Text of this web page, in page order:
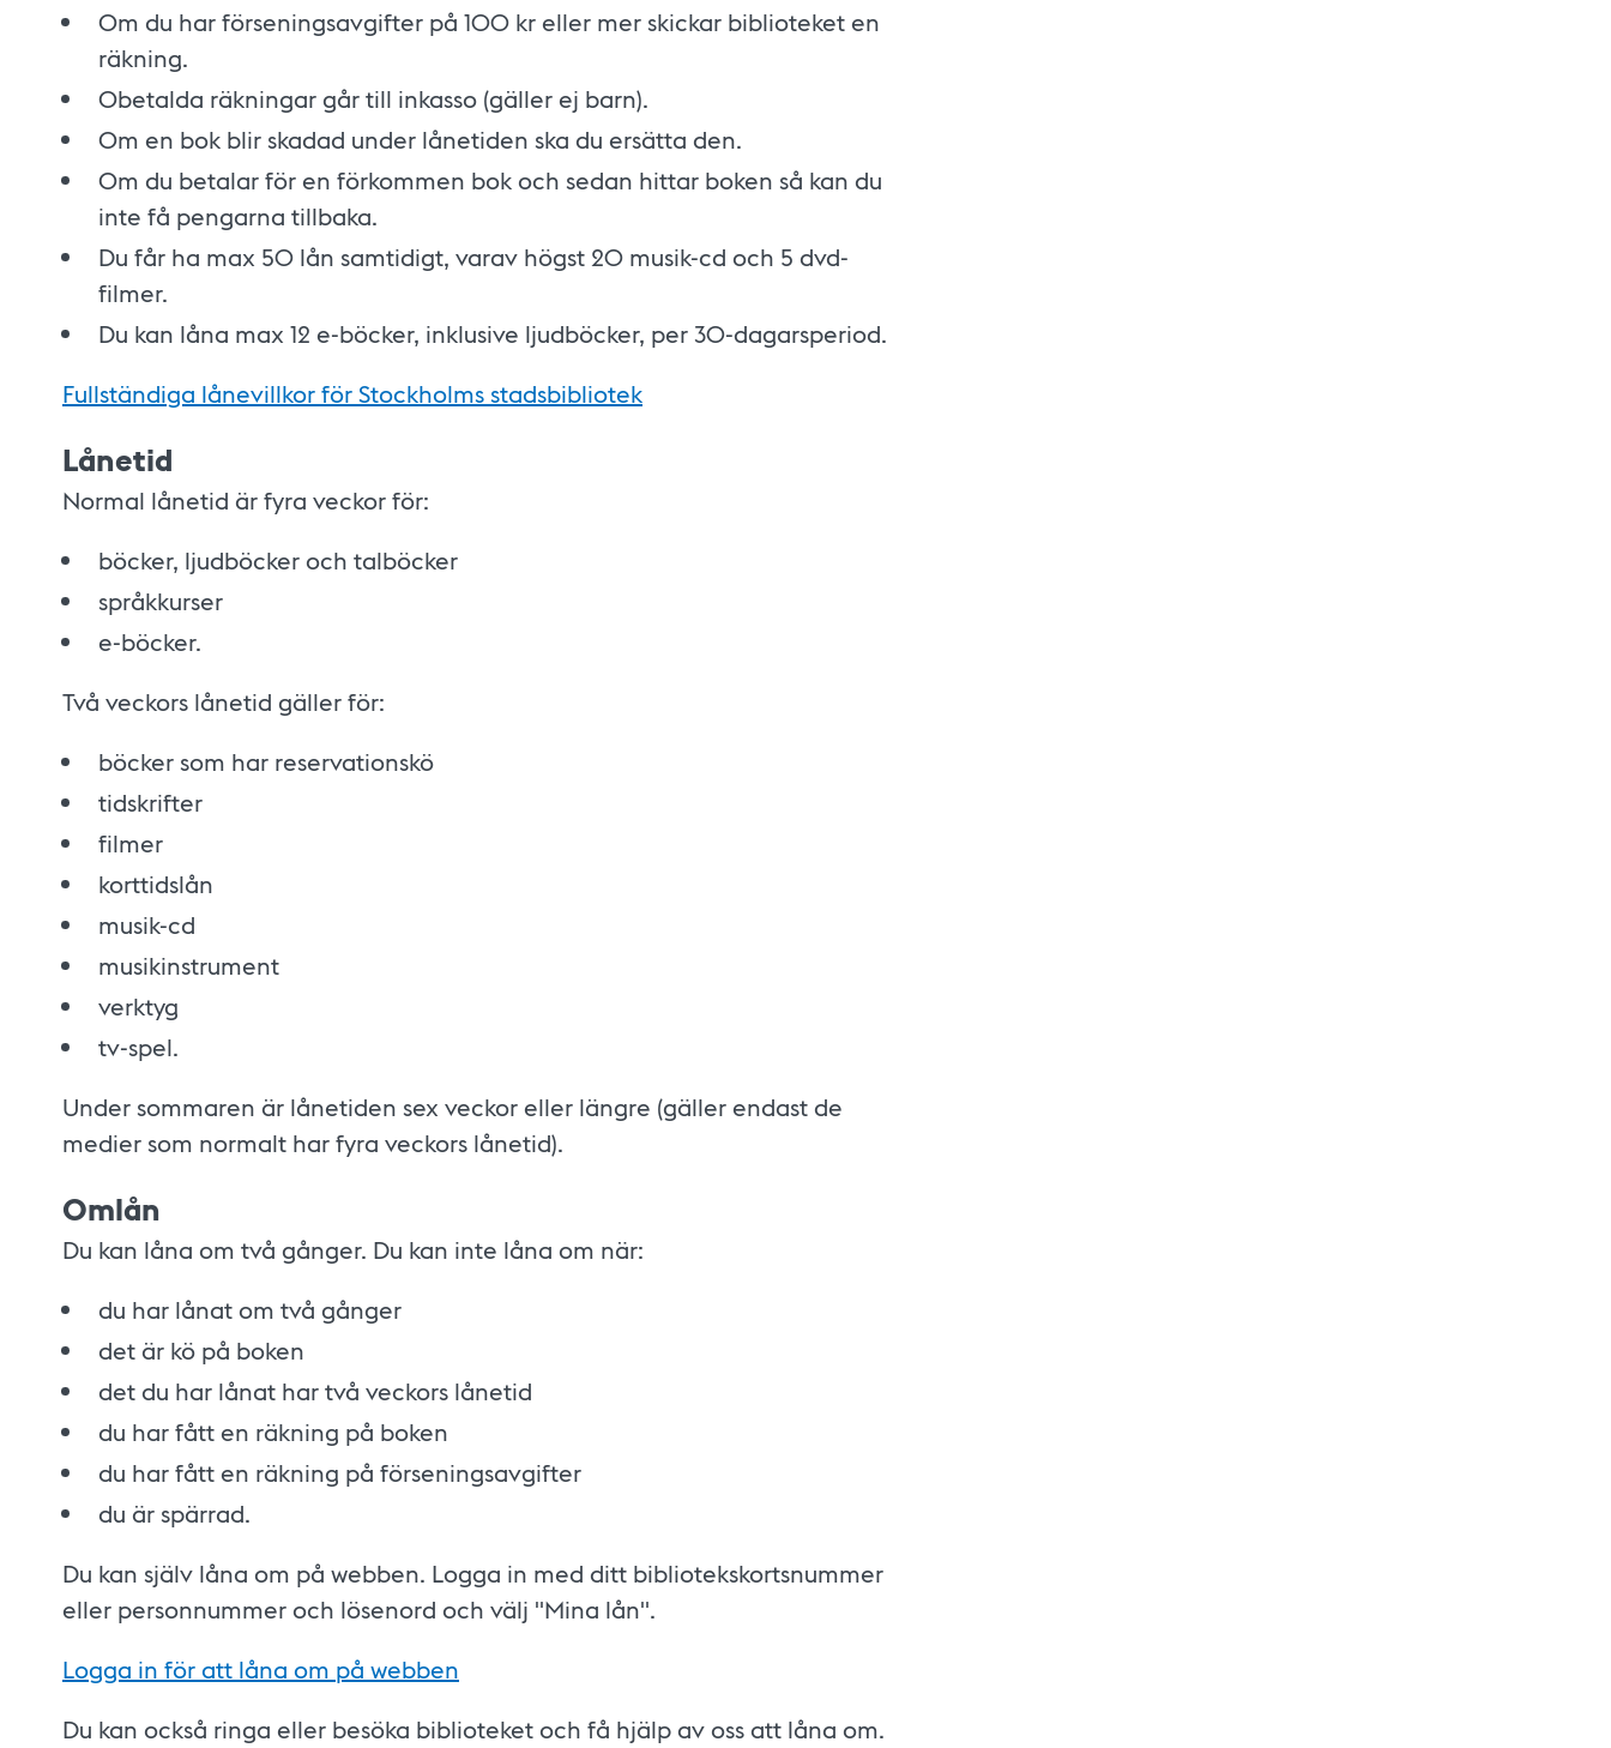
Om du har förseningsavgifter på 100 kr eller mer skickar biblioteket en
räkning.
Obetalda räkningar går till inkasso (gäller ej barn).
Om en bok blir skadad under lånetiden ska du ersätta den.
Om du betalar för en förkommen bok och sedan hittar boken så kan du
inte få pengarna tillbaka.
Du får ha max 50 lån samtidigt, varav högst 20 musik-cd och 5 dvd-
filmer.
Du kan låna max 12 e-böcker, inklusive ljudböcker, per 30-dagarsperiod.
Fullständiga lånevillkor för Stockholms stadsbibliotek
Lånetid
Normal lånetid är fyra veckor för:
böcker, ljudböcker och talböcker
språkkurser
e-böcker.
Två veckors lånetid gäller för:
böcker som har reservationskö
tidskrifter
filmer
korttidslån
musik-cd
musikinstrument
verktyg
tv-spel.
Under sommaren är lånetiden sex veckor eller längre (gäller endast de
medier som normalt har fyra veckors lånetid).
Omlån
Du kan låna om två gånger. Du kan inte låna om när:
du har lånat om två gånger
det är kö på boken
det du har lånat har två veckors lånetid
du har fått en räkning på boken
du har fått en räkning på förseningsavgifter
du är spärrad.
Du kan själv låna om på webben. Logga in med ditt bibliotekskortsnummer
eller personnummer och lösenord och välj "Mina lån".
Logga in för att låna om på webben
Du kan också ringa eller besöka biblioteket och få hjälp av oss att låna om.